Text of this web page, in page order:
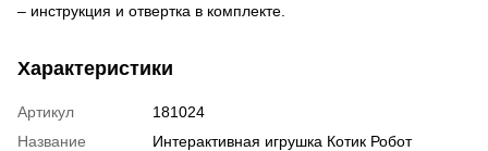
– инструкция и отвертка в комплекте.
Характеристики
Артикул
181024
Название
Интерактивная игрушка Котик Робот